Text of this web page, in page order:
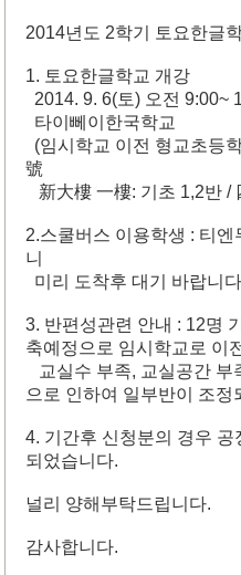
2014년도 2학기 토요한글
1. 토요한글학교 개강
2014. 9. 6(토) 오전 9:00~
타이뻬이한국학교
(임시학교 이전 형교초등
號
新大樓 一樓: 기초 1,2반 /
2.스쿨버스 이용학생 : 티
니
미리 도착후 대기 바랍니
3. 반편성관련 안내 : 12명
축예정으로 임시학교로 이
교실수 부족, 교실공간 부
으로 인하여 일부반이 조
4. 기간후 신청분의 경우 공
되었습니다.
널리 양해부탁드립니다.
감사합니다.